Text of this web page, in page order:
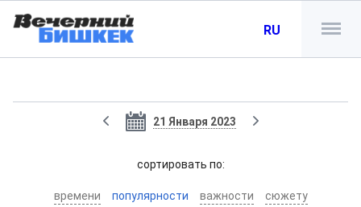
RU
21 Января 2023
cортировать по:
времени популярности важности сюжету